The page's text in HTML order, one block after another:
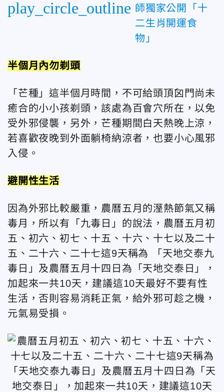
play_circle_outline 師獨家公開「十
二生肖開運食
物」
半個月內勿剃頭
「芒種」這半個月時間，不可給頭頂囟門尚未
癒合的小小孩剃頭，該處為百會穴所在，以免
受外邪侵襲，另外，芒種期間白天熱晚上涼，
若喜歡夜晚到外面躺椅納涼者，也要小心風邪
入侵。
避開性生活
因為外邪比較嚴重，農曆五月的溼熱節氣又稱
毒月，所以有「九毒日」的說法，農曆五月初
五、初六、初七、十五、十六、十七以及二十
五、二十六、二十七這9天稱為 「天地交泰九
毒日」及農曆五月十四日為「天地交泰日」，
加起來一共10天，建議這10天最好不要有性
生活，否則容易消耗正氣，給外邪可趁之機，
元氣易受損。